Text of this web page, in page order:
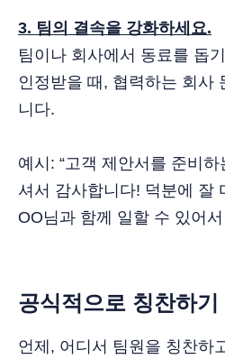
3. 팀의 결속을 강화하세요.
팀이나 회사에서 동료를 돕
인정받을 때, 협력하는 회사
니다.
예시: “고객 제안서를 준비
셔서 감사합니다! 덕분에 잘
OO님과 함께 일할 수 있어
공식적으로 칭찬하기
언제, 어디서 팀원을 칭찬하